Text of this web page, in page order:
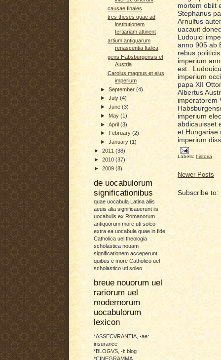
causae finales
tres theses quae ad
institutionem
tertiariam attinent
artium antiquarum
renascentia Italica
gens Habsburgensis et
Austria
Carolus magnus et eius
imperium
►September(4)
►July(4)
►June(3)
►May(1)
►April(3)
►
February(2)
►January(1)
► 2011 (38)
► 2010 (37)
► 2009 (8)
de uocabulorum
significationibus
quae uocabula Latina aliis
aeuis alia significauerunt iis
uocabulis ex Romanorum
antiquorum more uti soleo
extra ea uocabula quae in fide
Catholica uel theologia
scholastica nouam
significationem acceperunt
quibus e more Catholico uel
scholastico uti soleo.
breue nouorum uel
rariorum uel
modernorum
uocabulorum
lexicon
*ASSECVRANTIA, -ae:
insurance
*BLOGVS, -i: blog
*CINEGRAMMA,
mortem obiit
Stephanus
Arnulfus
uacauit
Ludouici
anno 905 ab
rebus
imperium
est.
imperium
papa XII
Albertus
imperatorem
imperium
abdicauisset
et Hungariae
imperium
Labels: historia
Newer Posts
Subscribe to: